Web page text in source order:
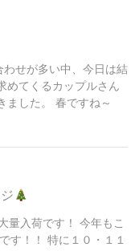
せが多い中、今日は結
めてくるカップルさん
ました。 春ですね～
量入荷です！ 今年もこ
す！！ 特に１０・１１